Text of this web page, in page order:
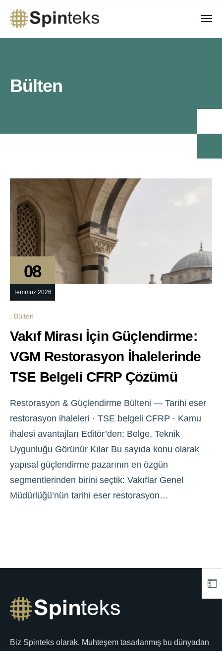
Bülten
08
Temmuz 2026
Bülten
Vakıf Mirası İçin Güçlendirme:
VGM Restorasyon İhalelerinde
TSE Belgeli CFRP Çözümü
Restorasyon & Güçlendirme Bülteni — Tarihi eser
restorasyon ihaleleri · TSE belgeli CFRP · Kamu
ihalesi avantajları Editör’den: Belge, Teknik
Uygunluğu Görünür Kılar Bu sayıda konu olarak
yapısal güçlendirme pazarının en özgün
segmentlerinden birini seçtik: Vakıflar Genel
Müdürlüğü’nün tarihi eser restorasyon…
Biz Spinteks olarak, Muhteşem tasarlanmış bu dünyadan